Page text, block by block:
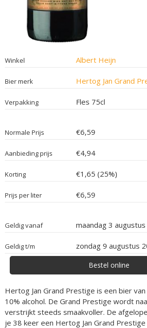
Winkel Albert Heijn
Bier merk Hertog Jan Grand
Verpakking Fles 75cl
Normale Prijs €6,59
Aanbieding prijs €4,94
Korting €1,65 (25%)
Prijs per liter €6,59
Geldig vanaf maandag 3
Geldig t/m zondag 9 augustus
Bestel online
Hertog Jan Grand Prestige is een bier
10% alcohol. De Grand Prestige wordt
verstrijkt steeds smaakvoller. De
je 38 keer een Hertog Jan Grand